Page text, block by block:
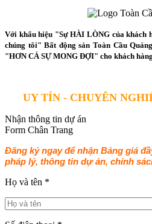
Với khẩu hiệu "Sự HÀI LÒNG của khách
chúng tôi" Bất động sản Toàn Cầu
"HƠN CẢ SỰ MONG ĐỢI" cho khách
UY TÍN - CHUYÊN
Nhận thông tin dự án
Form Chân Trang
Đăng ký ngay để nhận Bảng giá
pháp lý, thông tin dự án, chính
Họ và tên *